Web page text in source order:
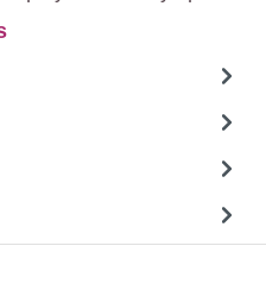
pour sol à usage